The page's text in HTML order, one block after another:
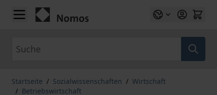
Zum Inhalt springen
Startseite / Sozialwissenschaften / Wirtschaft
/ Betriebswirtschaft